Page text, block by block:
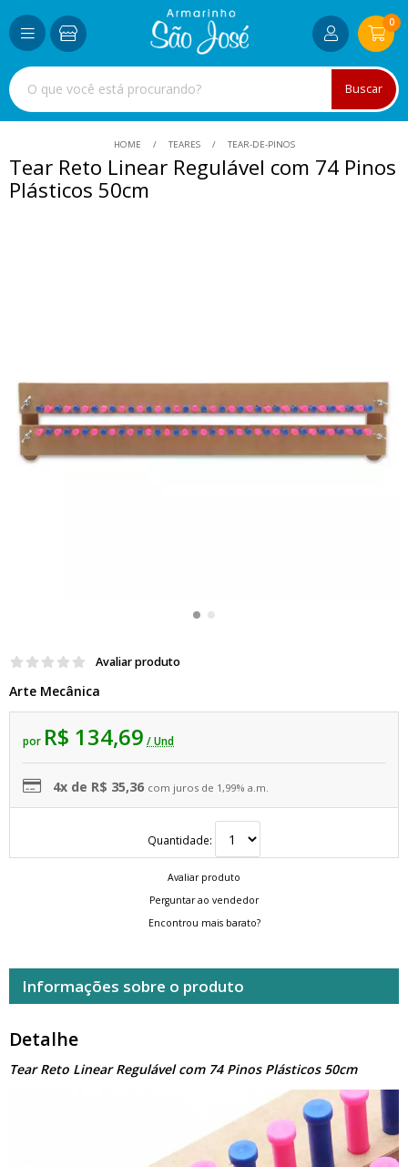
Buscar
0
HOME TEARES TEAR-DE-PINOS
Tear Reto Linear Regulável com 74 Pinos
Plásticos 50cm
Avaliar produto
Arte Mecânica
por R$ 134,69 / Und
4x de R$ 35,36 com juros de 1,99% a.m.
Quantidade:
Avaliar produto
Perguntar ao vendedor
Encontrou mais barato?
Informações sobre o produto
Detalhe
Tear Reto Linear Regulável com 74 Pinos Plásticos 50cm